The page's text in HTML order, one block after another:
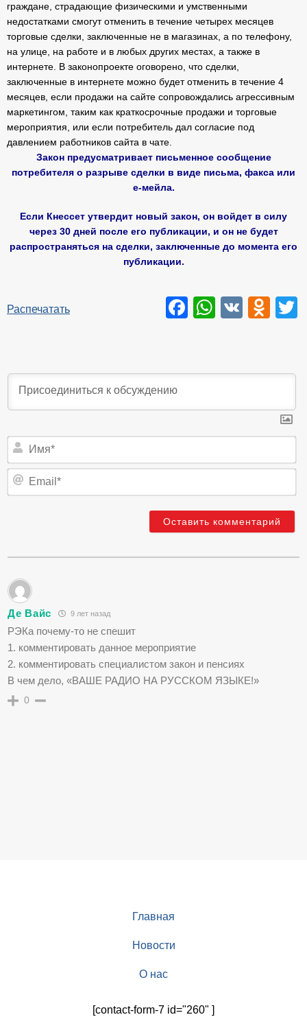
граждане, страдающие физическими и умственными
недостатками смогут отменить в течение четырех месяцев
торговые сделки, заключенные не в магазинах, а по телефону,
на улице, на работе и в любых других местах, а также в
интернете. В законопроекте оговорено, что сделки,
заключенные в интернете можно будет отменить в течение 4
месяцев, если продажи на сайте сопровождались агрессивным
маркетингом, таким как краткосрочные продажи и торговые
мероприятия, или если потребитель дал согласие под
давлением работников сайта в чате.
Закон предусматривает письменное сообщение
потребителя о разрыве сделки в виде письма, факса или
е-мейла.
Если Кнессет утвердит новый закон, он войдет в силу
через 30 дней после его публикации, и он не будет
распространяться на сделки, заключенные до момента его
публикации.
Распечатать Facebook
VK
Де Вайс 9 лет назад
РЭКа почему-то не спешит
1. комментировать данное мероприятие
2. комментировать специалистом закон и пенсиях
В чем дело, «ВАШЕ РАДИО НА РУССКОМ ЯЗЫКЕ!»
0
Главная
Новости
О нас
[contact-form-7 id="260" ]